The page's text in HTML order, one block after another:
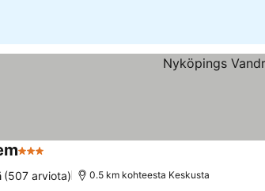
3 Tähtiluokitus
(507 arviota) 0.5 km kohteesta Keskusta